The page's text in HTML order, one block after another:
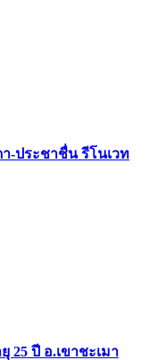
-ประชาชื่น รีโนเวท
25 ปี อ.เขาชะเมา